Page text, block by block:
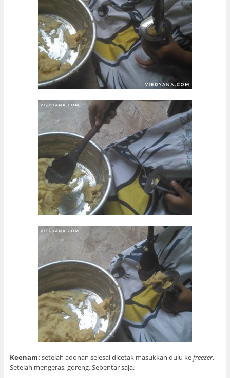
Keenam: setelah adonan selesai dicetak masukkan dulu kefreezer.
Setelah mengeras, goreng. Sebentar saja.